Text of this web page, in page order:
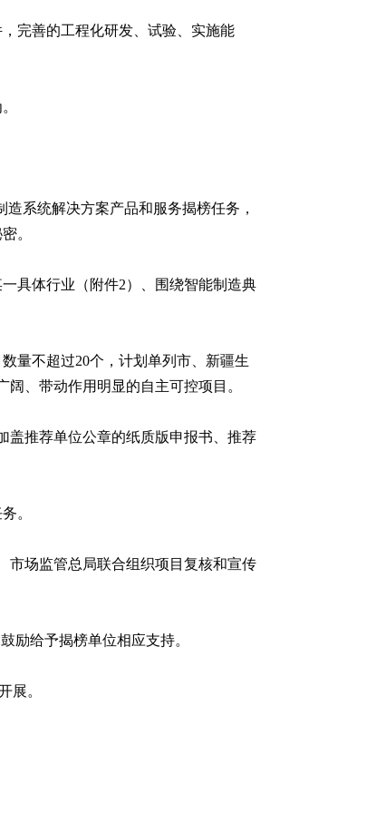
完善的工程化研发、试验、实施能
系统解决方案产品和服务揭榜任务，
。
具体行业（附件2）、围绕智能制造典
量不超过20个，计划单列市、新疆生
、带动作用明显的自主可控项目。
盖推荐单位公章的纸质版申报书、推荐
。
市场监管总局联合组织项目复核和宣传
励给予揭榜单位相应支持。
展。